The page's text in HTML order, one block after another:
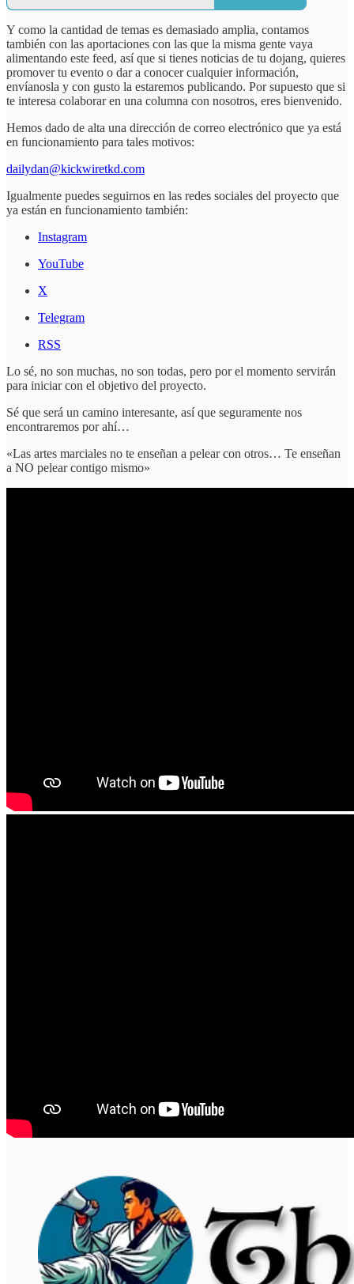
Y como la cantidad de temas es demasiado amplia, contamos
también con las aportaciones con las que la misma gente vaya
alimentando este feed, así que si tienes noticias de tu dojang, quieres
promover tu evento o dar a conocer cualquier información,
envíanosla y con gusto la estaremos publicando. Por supuesto que si
te interesa colaborar en una columna con nosotros, eres bienvenido.
Hemos dado de alta una dirección de correo electrónico que ya está
en funcionamiento para tales motivos:
dailydan@kickwiretkd.com
Igualmente puedes seguirnos en las redes sociales del proyecto que
ya están en funcionamiento también:
Instagram
YouTube
X
Telegram
RSS
Lo sé, no son muchas, no son todas, pero por el momento servirán
para iniciar con el objetivo del proyecto.
Sé que será un camino interesante, así que seguramente nos
encontraremos por ahí…
«Las artes marciales no te enseñan a pelear con otros… Te enseñan
a NO pelear contigo mismo»